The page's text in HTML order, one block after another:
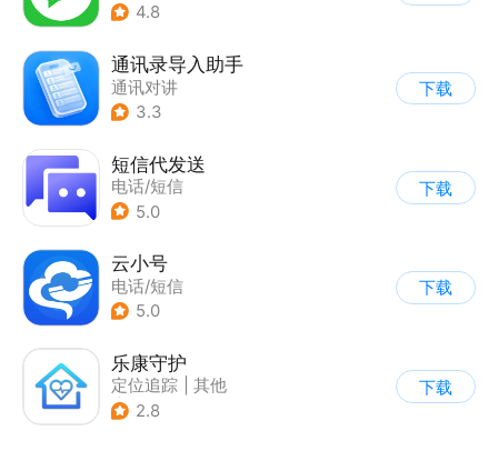
4.8
通讯录导入助手
通讯对讲
3.3
下载
短信代发送
电话/短信
5.0
下载
云小号
电话/短信
5.0
下载
乐康守护
定位追踪
其他
| 电话/短信
2.8
下载